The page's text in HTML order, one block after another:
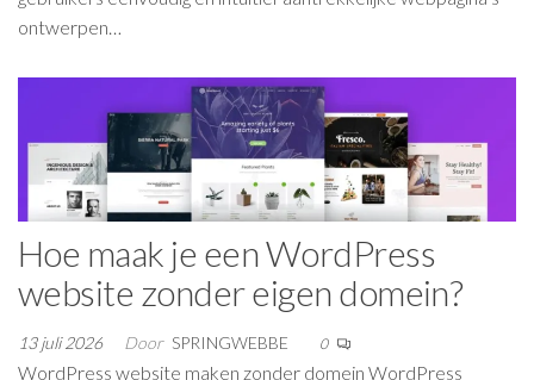
ontwerpen…
Hoe maak je een WordPress
website zonder eigen domein?
13 juli 2026 Door SPRINGWEBBE 0
WordPress website maken zonder domein WordPress